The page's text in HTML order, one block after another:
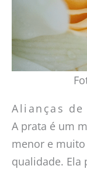
Alianças de
A prata é um
menor e
qualidade. Ela